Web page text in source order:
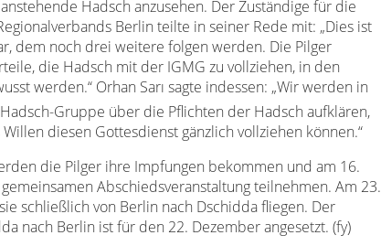
Hadsch anzusehen. Der Zuständige für die
Berlin teilte in seiner Rede mit: „Dies ist
dem noch drei weitere folgen werden. Die Pilger
die Hadsch mit der IGMG zu vollziehen, in den
werden.“ Orhan Sarı sagte indessen: „Wir werden in
Gruppe über die Pflichten der Hadsch aufklären,
diesen Gottesdienst gänzlich vollziehen können.“
die Pilger ihre Impfungen bekommen und am 16.
Abschiedsveranstaltung teilnehmen. Am 23.
schließlich von Berlin nach Dschidda fliegen. Der
nach Berlin ist für den 22. Dezember angesetzt. (fy)